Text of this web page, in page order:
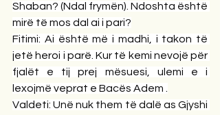
Shaban? (Ndal frymën). Ndoshta është
mirë të mos dal ai i pari?
Fitimi: Ai është më i madhi, i takon të
jetë heroi i parë. Kur të kemi nevojë për
fjalët e tij prej mësuesi, ulemi e i
lexojmë veprat e Bacës Adem .
Valdeti: Unë nuk them të dalë as Gjyshi